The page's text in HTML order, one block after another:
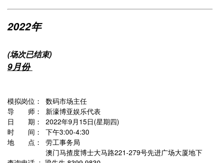
2022年
(场次已结束)
9月份
模拟岗位： 数码市场主任
导 师： 新濠博亚娱乐代表
日 期： 2022年9月15日(星期四)
时 间： 下午3:00-4:30
地 点： 劳工事务局
澳门马揸度博士大马路221-279号先进广场大厦地下